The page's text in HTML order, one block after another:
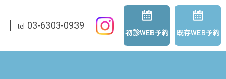
tel 03-6303-0939
初診WEB予約 既存WEB予約